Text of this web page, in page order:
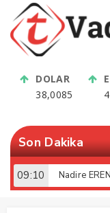
DOLAR
38,0085
Son Dakika
09:10 Nadire